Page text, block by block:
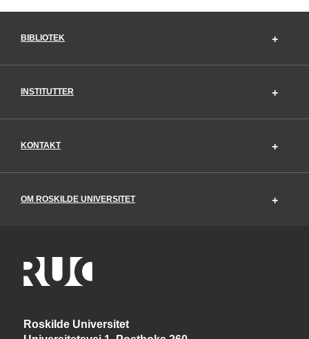
BIBLIOTEK
INSTITUTTER
KONTAKT
OM ROSKILDE UNIVERSITET
Roskilde Universitet